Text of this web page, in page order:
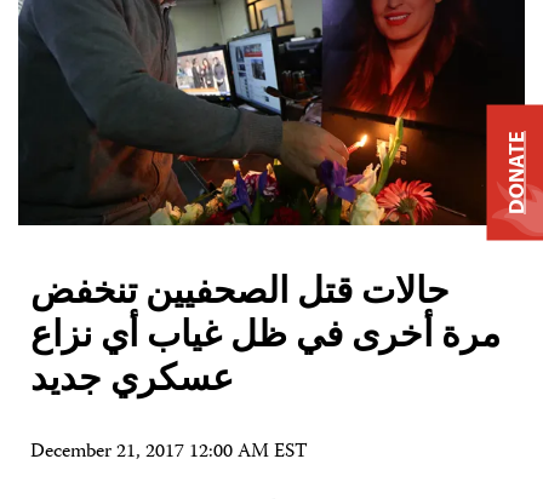
حالات قتل الصحفيين تنخفض
مرة أخرى في ظل غياب أي نزاع
عسكري جديد
December 21, 2017 12:00 AM EST
DONATE